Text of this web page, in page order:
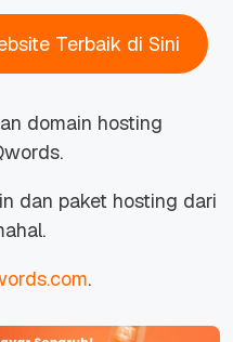
Terbaik di Sini
domain hosting
dan paket hosting dari
.